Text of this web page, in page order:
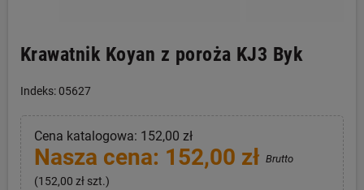
Krawatnik Koyan z poroża KJ3 Byk
Indeks: 05627
Cena katalogowa: 152,00 zł
Nasza cena: 152,00 zł Brutto
(152,00 zł szt.)